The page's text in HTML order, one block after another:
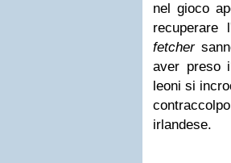
nel gioco
fetcher
aver preso
leoni si
irlandese.